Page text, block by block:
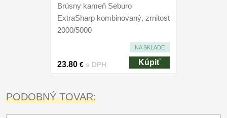
Brúsny kameň Seburo
ExtraSharp kombinovaný, zrnitost
2000/5000
NA SKLADE
23.80 € s DPH Kúpiť
PODOBNÝ TOVAR: